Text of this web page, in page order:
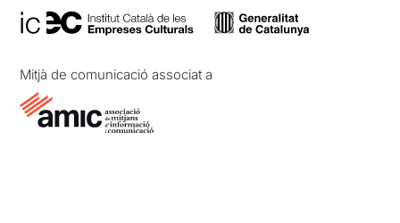
Mitjà de comunicació associat a